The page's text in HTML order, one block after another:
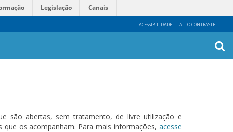
ACESSIBILIDADE ALTO CONTRASTE
Legislação Canais
são abertas, sem tratamento, de livre utilização e
os acompanham. Para mais informações, acesse